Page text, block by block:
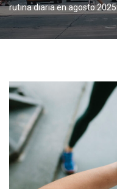
rutina diaria en agosto 2025